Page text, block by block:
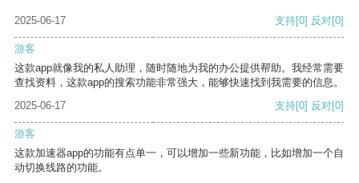
2025-06-17 支持[0] 反对[0]
游客
这款app就像我的私人助理，随时随地为我的办公提供帮助。我经常需要
查找资料，这款app的搜索功能非常强大，能够快速找到我需要的信息。
2025-06-17
支持[0] 反对[0]
游客
这款加速器app的功能有点单一，可以增加一些新功能，比如增加一个自
动切换线路的功能。